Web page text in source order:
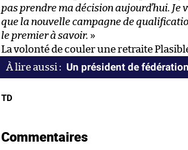
pas prendre ma décision aujourd’hui.
que la nouvelle campagne de
le premier à savoir. »
La volonté de couler une retraite
Un président de
TD
Commentaires